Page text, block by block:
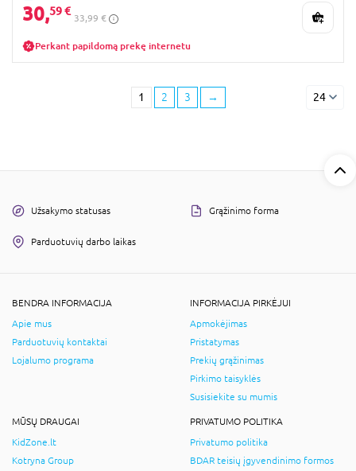
30,59 €
33,99 €
Perkant papildomą prekę internetu
1 2 3 → 24
Užsakymo statusas Grąžinimo forma
Parduotuvių darbo laikas
BENDRA INFORMACIJA
Apie mus
Parduotuvių kontaktai
Lojalumo programa
INFORMACIJA PIRKĖJUI
Apmokėjimas
Pristatymas
Prekių grąžinimas
Pirkimo taisyklės
Susisiekite su mumis
MŪSŲ DRAUGAI
KidZone.lt
Kotryna Group
PRIVATUMO POLITIKA
Privatumo politika
BDAR teisių įgyvendinimo formos